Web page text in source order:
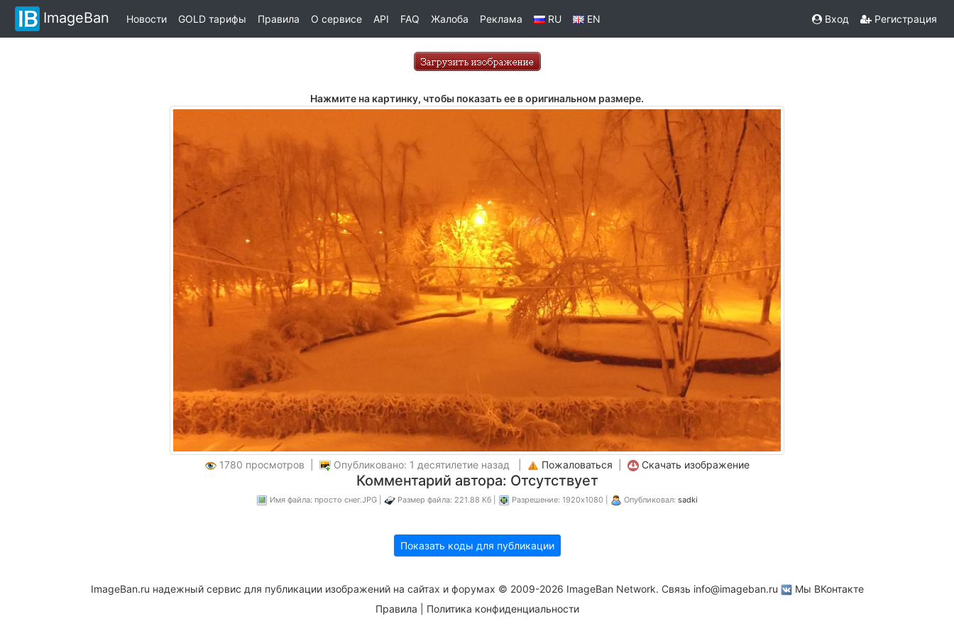
ImageBan Новости GOLD тарифы Правила О сервисе API FAQ Жалоба Реклама RU EN Вход Регистрация
Нажмите на картинку, чтобы показать ее в оригинальном размере.
1780 просмотров | Опубликовано: 1 десятилетие назад | Пожаловаться Скачать изображение
Комментарий автора: Отсутствует
Имя файла: просто снег.JPG | Размер файла: 221.88 Кб | Разрешение: 1920x1080 | Опубликовал: sadki
Показать коды для публикации
ImageBan.ru надежный сервис для публикации изображений на сайтах и форумах © 2009-2026 ImageBan Network. Связь info@imageban.ru
Мы ВКонтакте
Правила
Политика конфиденциальности